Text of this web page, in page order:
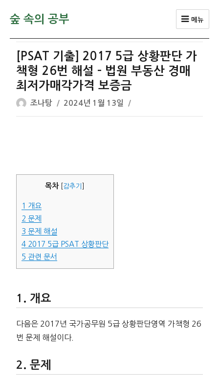
숲 속의 공부 메뉴
[PSAT 기출] 2017 5급 상황판단 가
책형 26번 해설 – 법원 부동산 경매
최저가매각가격 보증금
글
쓴
조나탕
작
성
2024년 1월 13일
목차 감추기
1 개요
2 문제
3 문제 해설
42017 5급 PSAT 상황판단
5 관련 문서
개요
다음은 2017년 국가공무원 5급 상황판단영역 가책형 26
번 문제 해설이다.
문제